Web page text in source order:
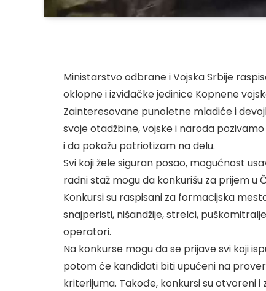
Ministarstvo odbrane i Vojska Srbije
oklopne i izviđačke jedinice Kopnene
Zainteresovane punoletne mladiće i
svoje otadžbine, vojske i naroda
i da pokažu patriotizam na delu.
Svi koji žele siguran posao, mogućnost
radni staž mogu da konkurišu za prijem u
Konkursi su raspisani za formacijska
snajperisti, nišandžije, strelci,
operatori.
Na konkurse mogu da se prijave svi koji
potom će kandidati biti upućeni na
kriterijuma. Takođe, konkursi su otvoreni i